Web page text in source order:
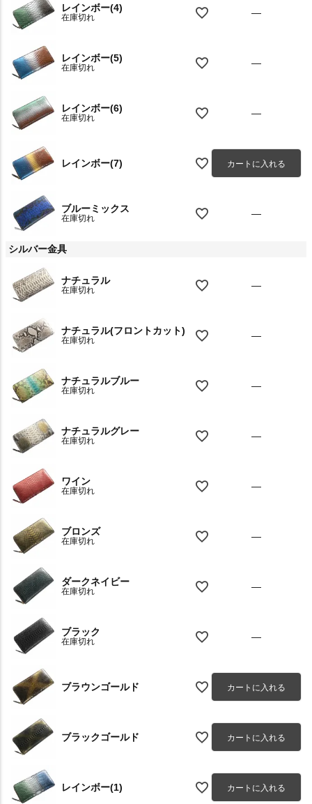
レインボー(4)
在庫切れ —
レインボー(5)
在庫切れ —
レインボー(6)
在庫切れ —
レインボー(7) カートに入れる
ブルーミックス
在庫切れ —
シルバー金具
ナチュラル
在庫切れ —
ナチュラル(フロントカット)
在庫切れ —
ナチュラルブルー
在庫切れ —
ナチュラルグレー
在庫切れ —
ワイン
在庫切れ —
ブロンズ
在庫切れ —
ダークネイビー
在庫切れ —
ブラック
在庫切れ —
ブラウンゴールド カートに入れる
ブラックゴールド カートに入れる
レインボー(1) カートに入れる